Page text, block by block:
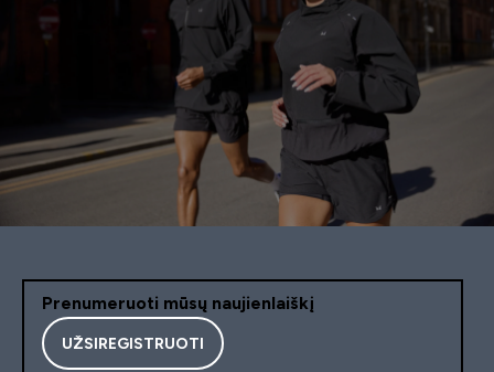
Prenumeruoti mūsų naujienlaiškį
UŽSIREGISTRUOTI